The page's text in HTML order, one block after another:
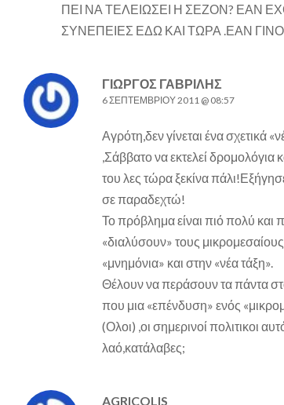
ΠΕΙ ΝΑ ΤΕΛΕΙΩΣΕΙ Η ΣΕΖΟΝ? ΕΑΝ
ΣΥΝΕΠΕΙΕΣ ΕΔΩ ΚΑΙ ΤΩΡΑ .ΕΑΝ
ΓΙΏΡΓΟΣ ΓΑΒΡΊΛΗΣ
6 ΣΕΠΤΕΜΒΡΊΟΥ 2011 @ 08:57
Αγρότη,δεν γίνεται ένα σχετικά
,Σάββατο να εκτελεί δρομολόγια
του λες τώρα ξεκίνα
σε παραδεχτώ!
Το πρόβλημα είναι πιό πολύ και
«διαλύσουν» τους
«μνημόνια» και στην «νέα τάξη».
Θέλουν να περάσουν τα πάντα
που μια «επένδυση» ενός
(Ολοι) ,οι σημερινοί πολιτικοι
λαό,κατάλαβες;
AGRICOLIS